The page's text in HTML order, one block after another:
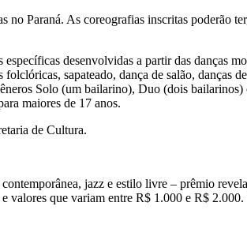
no Paraná. As coreografias inscritas poderão
desenvolvidas a partir das danças
sapateado, dança de salão, danças
Solo (um bailarino), Duo (dois
maiores de 17 anos.
de Cultura.
jazz e estilo livre – prêmio
valores que variam entre R$ 1.000 e R$ 2.000.